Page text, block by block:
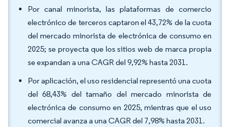
Por canal minorista, las plataformas de comercio
electrónico de terceros captaron el 43,72% de la cuota
del mercado minorista de electrónica de consumo en
2025; se proyecta que los sitios web de marca propia
se expandan a una CAGR del 9,92% hasta 2031.
Por aplicación, el uso residencial representó una cuota
del 68,43% del tamaño del mercado minorista de
electrónica de consumo en 2025, mientras que el uso
comercial avanza a una CAGR del 7,98% hasta 2031.